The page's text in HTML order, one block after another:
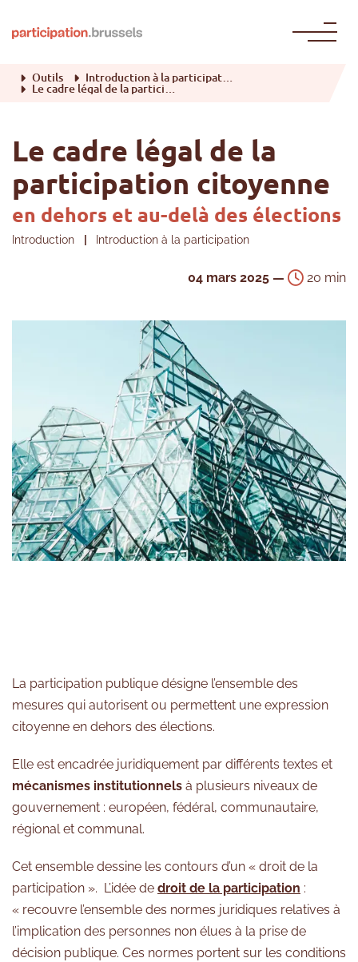
Outils Introduction à la participation
Le cadre légal de la participation citoyenne
Le cadre légal de la
participation citoyenne
en dehors et au-delà des élections
Introduction Introduction à la participation
04 mars 2025 — 20 min
La participation publique désigne l’ensemble des
mesures qui autorisent ou permettent une expression
citoyenne en dehors des élections.
Elle est encadrée juridiquement par différents textes et
mécanismes institutionnels à plusieurs niveaux de
gouvernement : européen, fédéral, communautaire,
régional et communal.
Cet ensemble dessine les contours d’un « droit de la
participation ». L’idée de droit de la participation :
« recouvre l’ensemble des normes juridiques relatives à
l’implication des personnes non élues à la prise de
décision publique. Ces normes portent sur les conditions